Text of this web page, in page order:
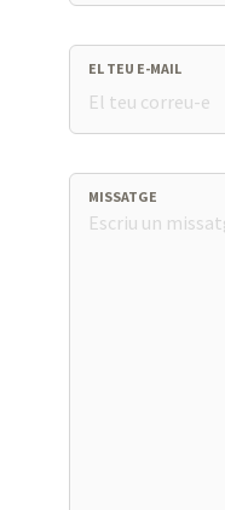
EL TEU E-MAIL
MISSATGE